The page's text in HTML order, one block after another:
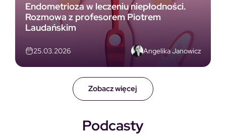
Zobacz więcej
Endometrioza w leczeniu niepłodności.
Rozmowa z profesorem Piotrem
Laudańskim
25.03.2026 Angelika Janowicz
Podcasty